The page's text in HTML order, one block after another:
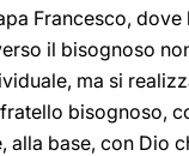
Francesco,
il bisognoso
ma si
bisognoso,
alla base, con Dio